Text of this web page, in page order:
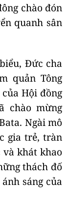
chào đón
quanh sân
Đức cha
quản Tông
Hội đồng
chào mừng
Ngài mô
gia trẻ, tràn
khát khao
thách đố
sáng của